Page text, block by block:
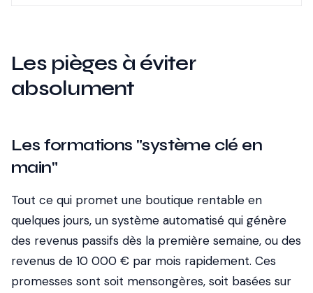
Les pièges à éviter
absolument
Les formations "système clé en
main"
Tout ce qui promet une boutique rentable en
quelques jours, un système automatisé qui génère
des revenus passifs dès la première semaine, ou des
revenus de 10 000 € par mois rapidement. Ces
promesses sont soit mensongères, soit basées sur